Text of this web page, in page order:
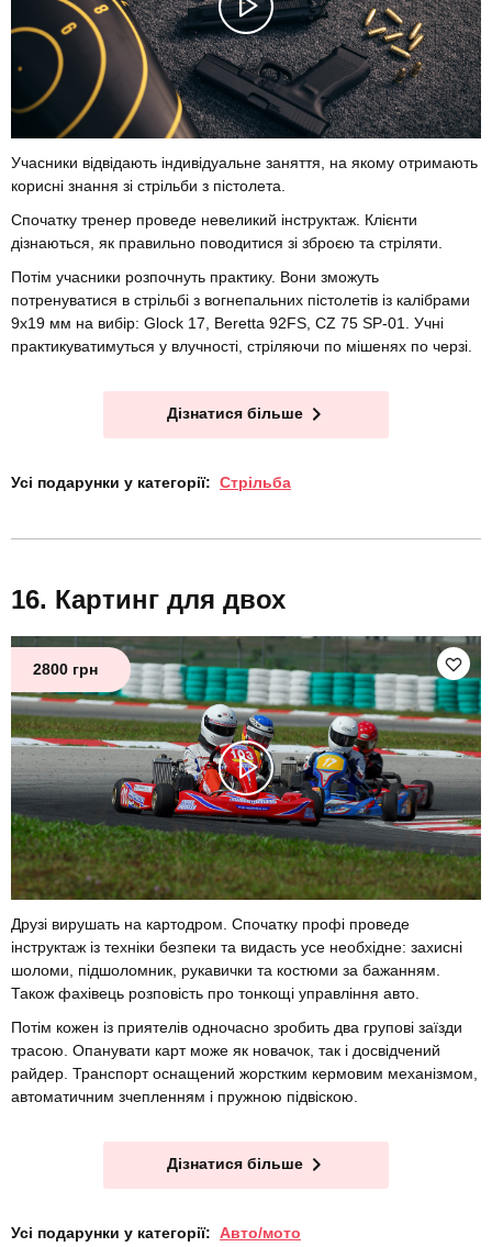
Учасники відвідають індивідуальне заняття, на якому отримають
корисні знання зі стрільби з пістолета.
Спочатку тренер проведе невеликий інструктаж. Клієнти
дізнаються, як правильно поводитися зі зброєю та стріляти.
Потім учасники розпочнуть практику. Вони зможуть
потренуватися в стрільбі з вогнепальних пістолетів із калібрами
9х19 мм на вибір: Glock 17, Beretta 92FS, CZ 75 SP-01. Учні
практикуватимуться у влучності, стріляючи по мішенях по черзі.
Дізнатися більше
Усі подарунки у категорії: Стрільба
Картинг для двох
2800 грн
Друзі вирушать на картодром. Спочатку профі проведе
інструктаж із техніки безпеки та видасть усе необхідне: захисні
шоломи, підшоломник, рукавички та костюми за бажанням.
Також фахівець розповість про тонкощі управління авто.
Потім кожен із приятелів одночасно зробить два групові заїзди
трасою. Опанувати карт може як новачок, так і досвідчений
райдер. Транспорт оснащений жорстким кермовим механізмом,
автоматичним зчепленням і пружною підвіскою.
Дізнатися більше
Усі подарунки у категорії: Авто/мото